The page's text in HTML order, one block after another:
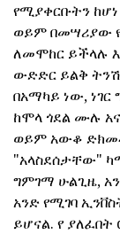
የሚያቀርቡትን
ወይም በመሣሪያው
ለመሞከር ይችላሉ
ውድድር ይልቅ ትንሽ
በአማካይ ነው,
ከሞላ ጎደል ሙሉ
ወይም አውቆ
"አላስደሰታቸው"
ግምገማ ሁልጊዜ,
አንድ የሚገባ
ይሆናል. የ